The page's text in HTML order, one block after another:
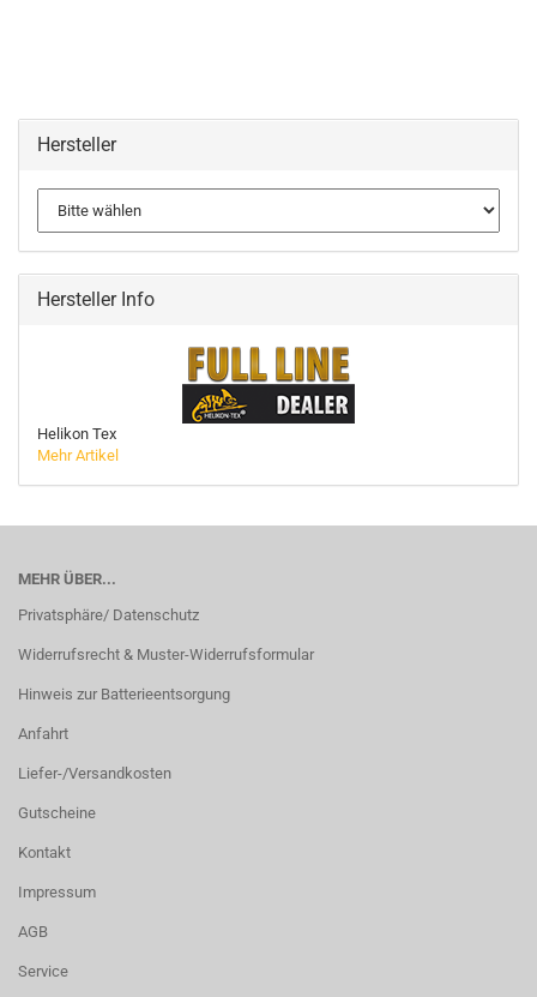
Hersteller
Hersteller Info
Helikon Tex
Mehr Artikel
MEHR ÜBER...
Privatsphäre/ Datenschutz
Widerrufsrecht & Muster-Widerrufsformular
Hinweis zur Batterieentsorgung
Anfahrt
Liefer-/Versandkosten
Gutscheine
Kontakt
Impressum
AGB
Service